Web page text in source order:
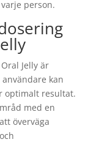
person.
Jelly är
kan
optimalt resultat.
med en
överväga